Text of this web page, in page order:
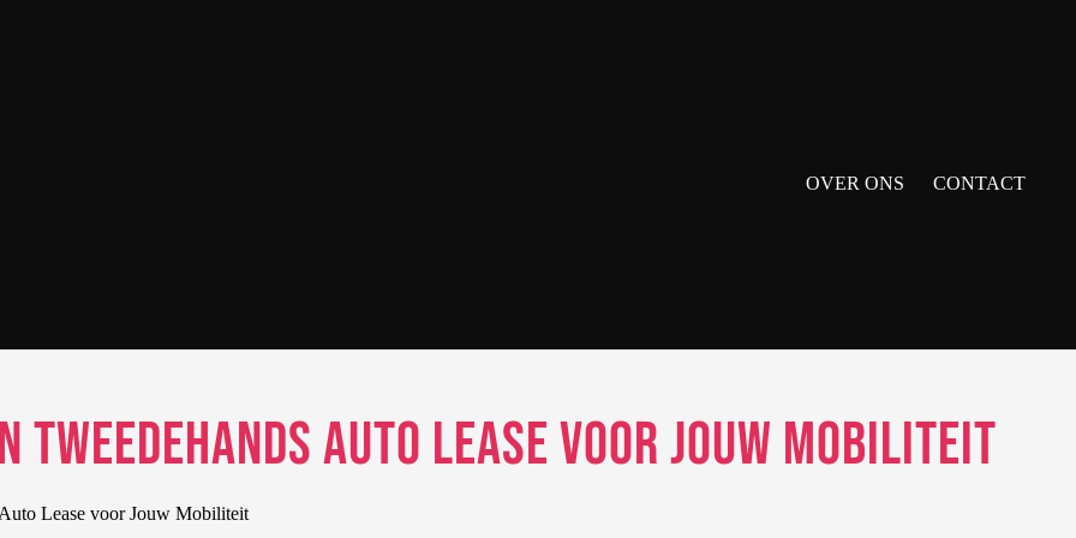
OVER ONS CONTACT
Tweedehands Auto Lease voor Jouw Mobiliteit
Lease voor Jouw Mobiliteit